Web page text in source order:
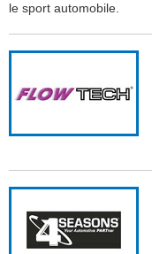
le sport automobile.